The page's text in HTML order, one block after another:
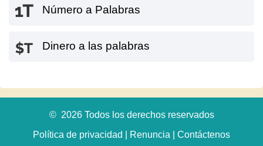
Número a Palabras
Dinero a las palabras
© 2026 Todos los derechos reservados
Política de privacidad
Renuncia Contáctenos